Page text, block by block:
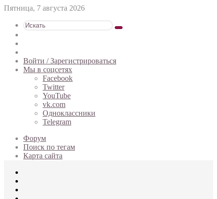
Пятница, 7 августа 2026
Искать
статья
Войти / Зарегистрироваться
Мы в соцсетях
Facebook
Twitter
YouTube
vk.com
Одноклассники
Telegram
Форум
Поиск по тегам
Карта сайта